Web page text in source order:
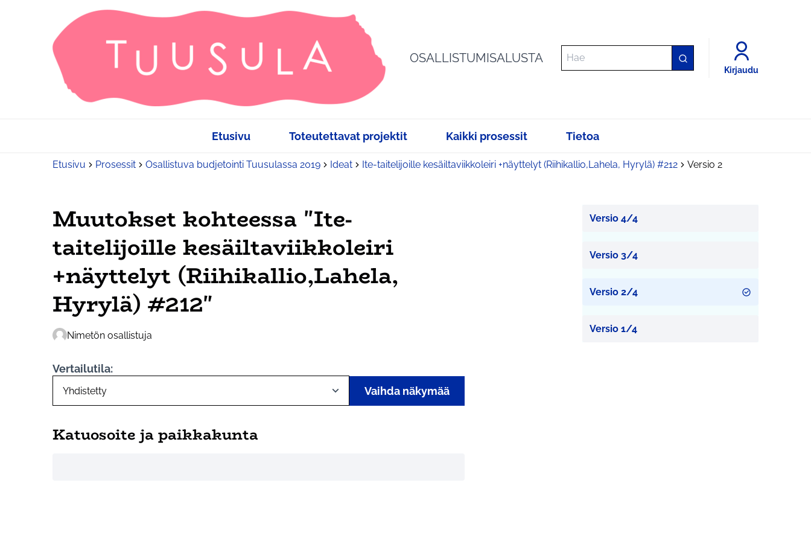
OSALLISTUMISALUSTA
Kirjaudu
Etusivu Toteutettavat projektit Kaikki prosessit Tietoa
Etusivu Prosessit Osallistuva budjetointi Tuusulassa 2019 Ideat Ite-taitelijoille kesäiltaviikkoleiri +näyttelyt (Riihikallio,Lahela, Hyrylä) #212 Versio 2
Muutokset kohteessa "Ite-
taitelijoille kesäiltaviikkoleiri
+näyttelyt (Riihikallio,Lahela,
Hyrylä) #212"
Nimetön osallistuja
Vertailutila:
Vaihda näkymää
Katuosoite ja paikkakunta
Versio 4/4
Versio 3/4
Versio 2/4
Versio 1/4